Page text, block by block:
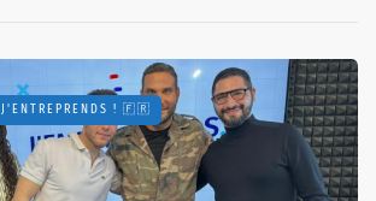
J'ENTREPRENDS ! 🇫🇷